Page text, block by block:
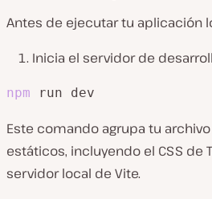
Antes de ejecutar tu aplicación
Inicia el servidor de
npm run dev
Este comando agrupa tu
estáticos, incluyendo el CSS de
servidor local de Vite.